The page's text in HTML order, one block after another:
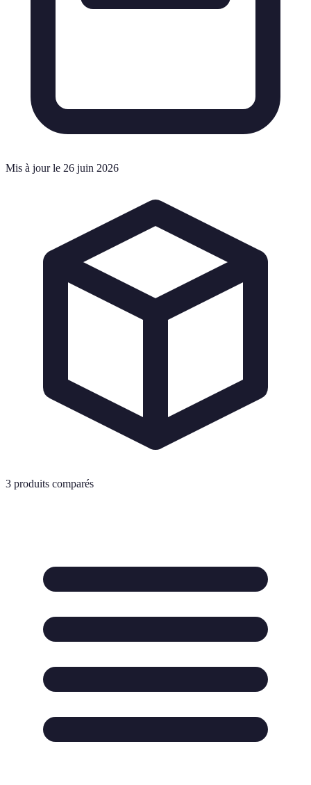
Mis à jour le 26 juin 2026
3 produits comparés